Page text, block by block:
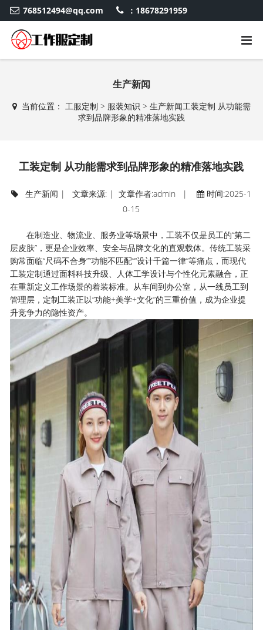
768512494@qq.com ：18678291959
生产新闻
当前位置： 工服定制 > 服装知识 > 生产新闻工装定制 从功能需
求到品牌形象的精准落地实践
工装定制 从功能需求到品牌形象的精准落地实践
生产新闻 | 文章来源: | 文章作者:admin |
时间:2025-1
0-15
在制造业、物流业、服务业等场景中，工装不仅是员工的“第二
层皮肤”，更是企业效率、安全与品牌文化的直观载体。传统工装采
购常面临“尺码不合身”“功能不匹配”“设计千篇一律”等痛点，而现代
工装定制通过面料科技升级、人体工学设计与个性化元素融合，正
在重新定义工作场景的着装标准。从车间到办公室，从一线员工到
管理层，定制工装正以“功能+美学+文化”的三重价值，成为企业提
升竞争力的隐性资产。